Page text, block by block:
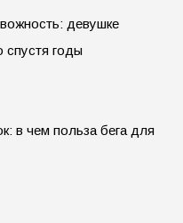
девушке
спустя годы